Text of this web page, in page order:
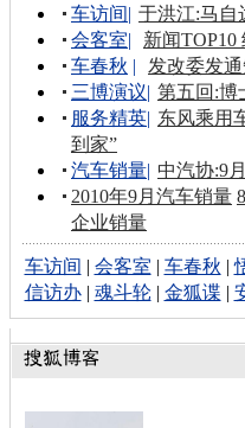
车访间| 于洪江:马自
会客室|
新闻
车春秋 |
发改委发
三博演议| 第五回:博
服务精英| 东风乘用
到家”
汽车销量| 中汽协:9
2010年9月汽车销量
企业销量
车访间 | 会客室 | 车春秋 |
信访办| 魂斗轮| 金狐谍 |